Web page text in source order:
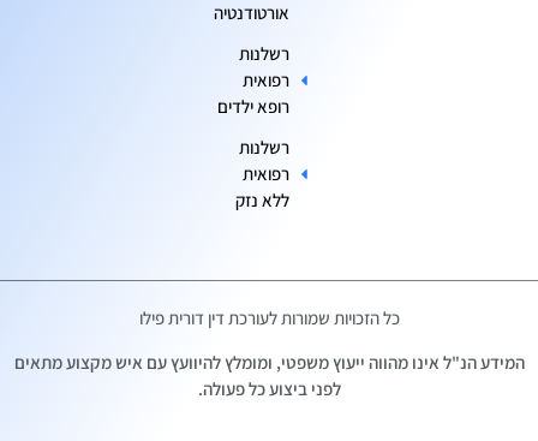
אורטודנטיה
רשלנות
רפואית
רופא ילדים
רשלנות
רפואית
ללא נזק
כל הזכויות שמורות לעורכת דין דורית פילו
המידע הנ"ל אינו מהווה ייעוץ משפטי, ומומלץ להיוועץ עם איש מקצוע מתאים
לפני ביצוע כל פעולה.